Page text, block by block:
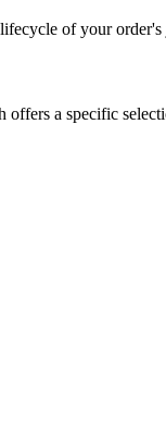
of your
a specific